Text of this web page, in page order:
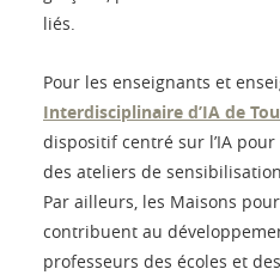
liés.
Pour les enseignants et
Interdisciplinaire d’IA de
dispositif centré sur l’IA
des ateliers de
Par ailleurs, les Maisons
contribuent au
professeurs des écoles et